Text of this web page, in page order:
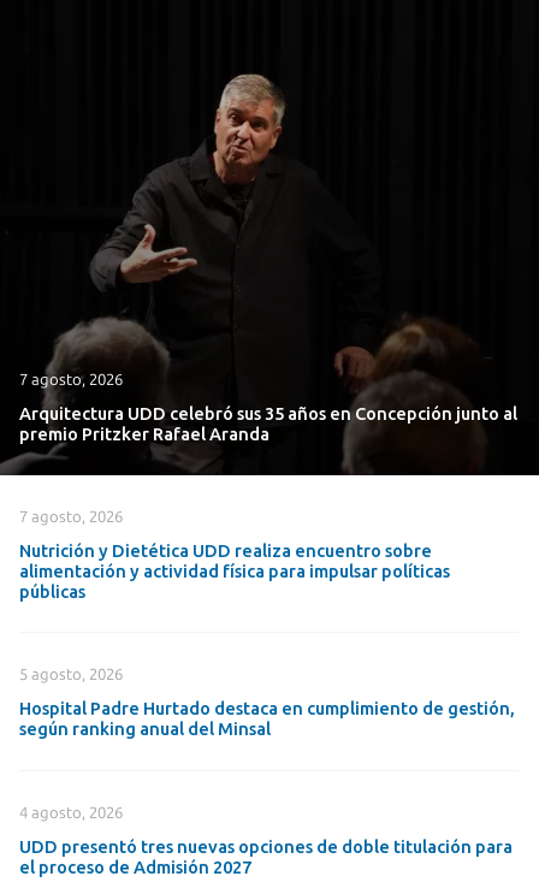
7 agosto, 2026
Arquitectura UDD celebró sus 35 años en Concepción junto al
premio Pritzker Rafael Aranda
7 agosto, 2026
Nutrición y Dietética UDD realiza encuentro sobre
alimentación y actividad física para impulsar políticas
públicas
5 agosto, 2026
Hospital Padre Hurtado destaca en cumplimiento de gestión,
según ranking anual del Minsal
4 agosto, 2026
UDD presentó tres nuevas opciones de doble titulación para
el proceso de Admisión 2027